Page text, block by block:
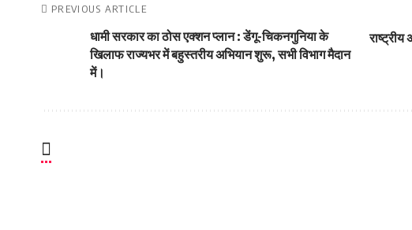
PREVIOUS ARTICLE
धामी सरकार का ठोस एक्शन प्लान : डेंगू-चिकनगुनिया के
खिलाफ राज्यभर में बहुस्तरीय अभियान शुरू, सभी विभाग मैदान
में।